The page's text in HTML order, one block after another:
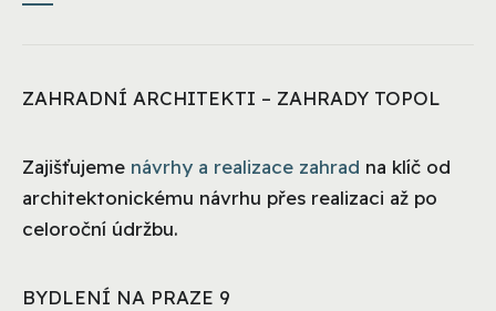
ZAHRADNÍ ARCHITEKTI – ZAHRADY TOPOL
Zajišťujeme návrhy a realizace zahrad na klíč od
architektonickému návrhu přes realizaci až po
celoroční údržbu.
BYDLENÍ NA PRAZE 9